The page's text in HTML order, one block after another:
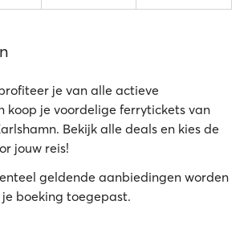
je van alle actieve
koop je voordelige ferrytickets van
Bekijk alle deals en kies de
jouw reis!
geldende aanbiedingen worden
boeking toegepast.